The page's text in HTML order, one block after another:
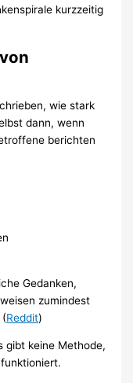
kurzzeitig
wie stark
dann, wenn
berichten
Gedanken,
zumindest
Reddit)
gibt keine Methode,